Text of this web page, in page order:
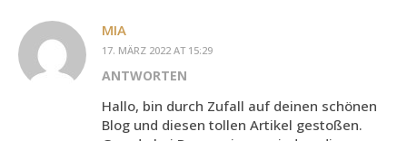
MIA
17. MÄRZ 2022 AT 15:29
ANTWORTEN
Hallo, bin durch Zufall auf deinen schönen
Blog und diesen tollen Artikel gestoßen.